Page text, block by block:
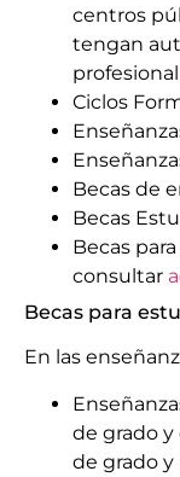
centros
tengan
profesional
Ciclos
Becas de
Becas
Becas
consultar
Becas para
En las
de grado
de grado